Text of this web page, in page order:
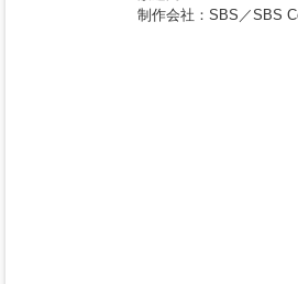
制作会社 ：SBS／SBS